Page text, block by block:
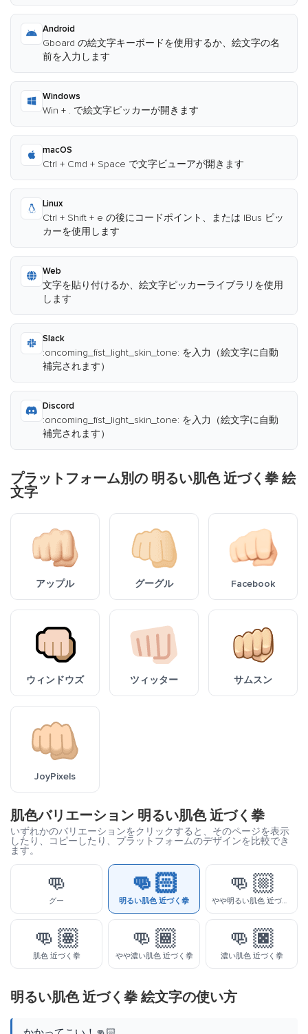
Android
Gboard の絵文字キーボードを使用するか、絵文字の名
前を入力します
Windows
Win + . で絵文字ピッカーが開きます
macOS
Ctrl + Cmd + Space で文字ビューアが開きます
Linux
Ctrl + Shift + e の後にコードポイント、または IBus ピッ
カーを使用します
Web
文字を貼り付けるか、絵文字ピッカーライブラリを使用
します
Slack
:oncoming_fist_light_skin_tone: を入力（絵文字に自動
補完されます）
Discord
:oncoming_fist_light_skin_tone: を入力（絵文字に自動
補完されます）
プラットフォーム別の 明るい肌色 近づく拳 絵
文字
アップル グーグル Facebook
ウィンドウズ ツィッター サムスン
JoyPixels
肌色バリエーション 明るい肌色 近づく拳
いずれかのバリエーションをクリックすると、そのページを表示
したり、コピーしたり、プラットフォームのデザインを比較でき
ます。
👊
グー
👊🏻
明るい肌色 近づく拳
👊🏼
やや明るい肌色 近づく拳
👊🏽
肌色 近づく拳
👊🏾
やや濃い肌色 近づく拳
👊🏿
濃い肌色 近づく拳
明るい肌色 近づく拳 絵文字の使い方